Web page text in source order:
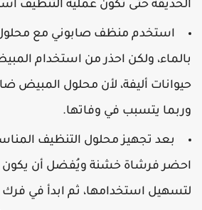
حتى تكون عملية التنظيف
استخدم منظف صابوني مع محلول
ولكن احذر من استخدام المبيض
أليفة، لأن محلول المبيض ضار
يتسبب في وفاتها.
بعد تجهيز محلول التنظيف المناسب
فرشاة خشنة ويُفضل أن يكون
استخدامها، ثم ابدأ في فرك